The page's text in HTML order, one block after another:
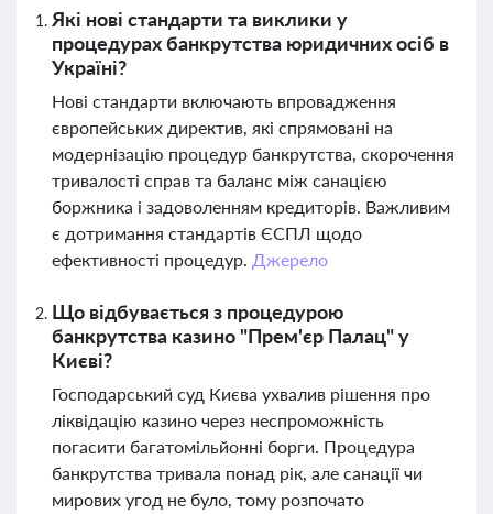
Які нові стандарти та виклики у
процедурах банкрутства юридичних осіб в
Україні?
Нові стандарти включають впровадження
європейських директив, які спрямовані на
модернізацію процедур банкрутства, скорочення
тривалості справ та баланс між санацією
боржника і задоволенням кредиторів. Важливим
є дотримання стандартів ЄСПЛ щодо
ефективності процедур. Джерело
Що відбувається з процедурою
банкрутства казино "Прем'єр Палац" у
Києві?
Господарський суд Києва ухвалив рішення про
ліквідацію казино через неспроможність
погасити багатомільйонні борги. Процедура
банкрутства тривала понад рік, але санації чи
мирових угод не було, тому розпочато